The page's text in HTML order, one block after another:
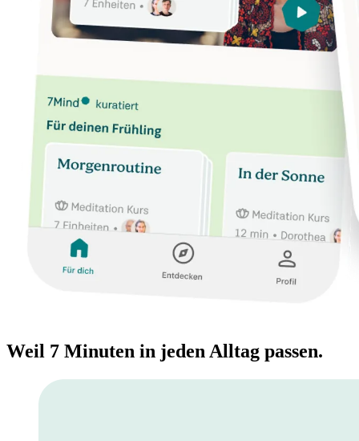
Weil 7 Minuten in jeden Alltag passen.